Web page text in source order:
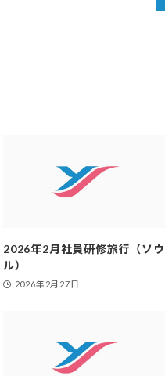
2026年2月社員研修旅行（ソウ
ル）
2026年2月27日